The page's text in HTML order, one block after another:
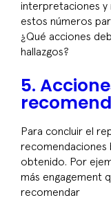
interpretaciones y
estos números
¿Qué acciones
hallazgos?
5.
Para concluir el
recomendaciones
obtenido. Por
más engagement
recomendar